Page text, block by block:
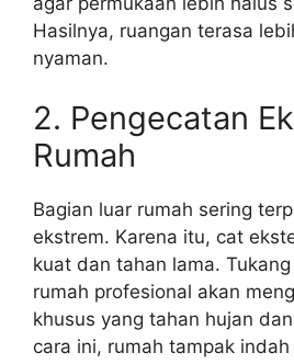
Hasilnya, ruangan terasa
nyaman.
2. Pengecatan
Rumah
Bagian luar rumah sering
ekstrem. Karena itu, cat
kuat dan tahan lama.
rumah profesional akan
khusus yang tahan hujan
cara ini, rumah tampak